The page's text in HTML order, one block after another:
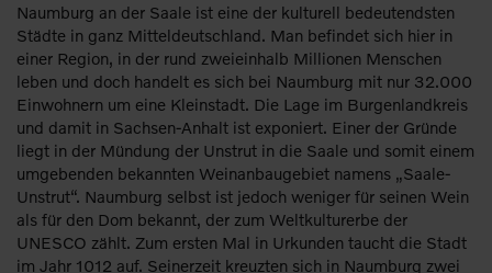
Naumburg an der Saale ist eine der kulturell bedeutendsten
Städte in ganz Mitteldeutschland. Man befindet sich hier in
einer Region, in der rund zweieinhalb Millionen Menschen
leben und doch handelt es sich bei Naumburg mit nur 32.000
Einwohnern um eine Kleinstadt. Die Lage im Burgenlandkreis
und damit in Sachsen-Anhalt ist exponiert. Einer der Gründe
liegt in der Mündung der Unstrut in die Saale und somit einem
umgebenden bekannten Weinanbaugebiet namens „Saale-
Unstrut“. Naumburg selbst ist jedoch weniger für seinen Wein
als für den Dom bekannt, der zum Weltkulturerbe der
UNESCO zählt. Zum ersten Mal in Urkunden taucht die Stadt
im Jahr 1012 auf. Seinerzeit kreuzten sich in Naumburg zwei